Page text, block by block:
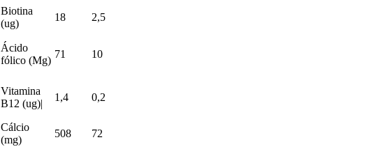
Biotina
(ug)
18 2,5
Ácido
fólico (Mg)
71 10
Vitamina
B12 (ug)|
1,4 0,2
Cálcio
(mg)
508 72